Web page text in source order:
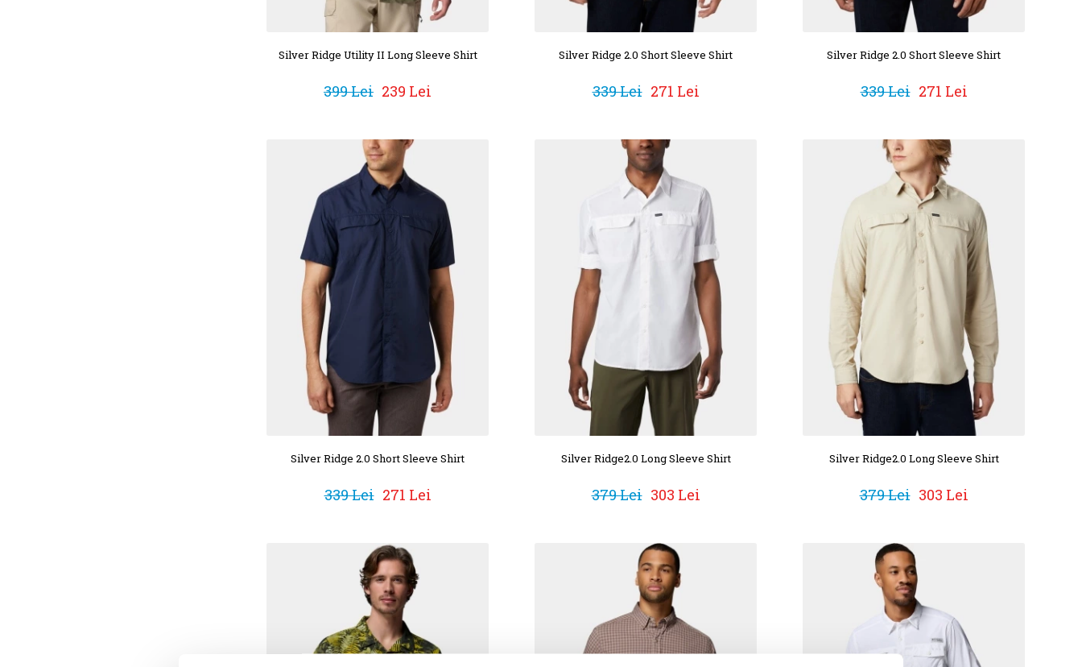
Silver Ridge Utility II Long Sleeve Shirt
399 Lei 239 Lei
Silver Ridge 2.0 Short Sleeve Shirt
339 Lei 271 Lei
Silver Ridge 2.0 Short Sleeve Shirt
339 Lei 271 Lei
Silver Ridge 2.0 Short Sleeve Shirt
339 Lei 271 Lei
Silver Ridge2.0 Long Sleeve Shirt
379 Lei 303 Lei
Silver Ridge2.0 Long Sleeve Shirt
379 Lei 303 Lei